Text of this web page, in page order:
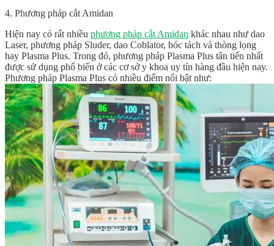
4. Phương pháp cắt Amidan
Hiện nay có rất nhiều phương pháp cắt Amidan khác nhau như dao
Laser, phương pháp Sluder, dao Coblator, bóc tách và thòng lọng
hay Plasma Plus. Trong đó, phương pháp Plasma Plus tân tiến nhất
được sử dụng phổ biến ở các cơ sở y khoa uy tín hàng đầu hiện nay.
Phương pháp Plasma Plus có nhiều điểm nổi bật như: